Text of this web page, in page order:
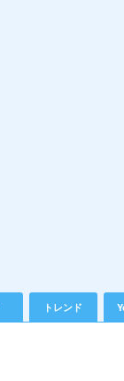
トレンド